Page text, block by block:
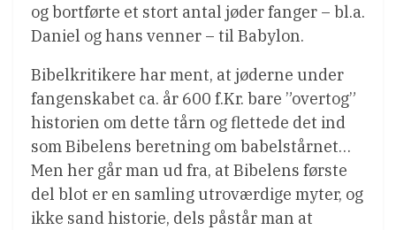
og bortførte et stort antal jøder fanger – bl.a.
Daniel og hans venner – til Babylon.
Bibelkritikere har ment, at jøderne under
fangenskabet ca. år 600 f.Kr. bare ”overtog”
historien om dette tårn og flettede det ind
som Bibelens beretning om babelstårnet…
Men her går man ud fra, at Bibelens første
del blot er en samling utroværdige myter, og
ikke sand historie, dels påstår man at